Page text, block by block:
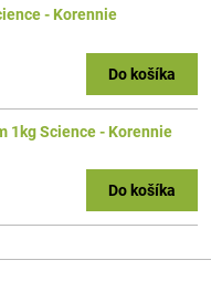
- Korennie
Do košíka
1kg Science - Korennie
Do košíka